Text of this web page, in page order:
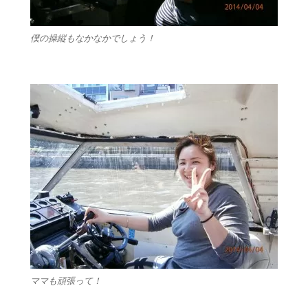
僕の操縦もなかなかでしょう！
ママも頑張って！